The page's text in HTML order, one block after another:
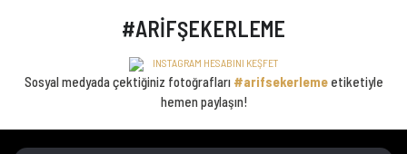
#ARİFŞEKERLEME
INSTAGRAM HESABINI KEŞFET
Sosyal medyada çektiğiniz fotoğrafları #arifsekerlemeetiketiyle
hemen paylaşın!